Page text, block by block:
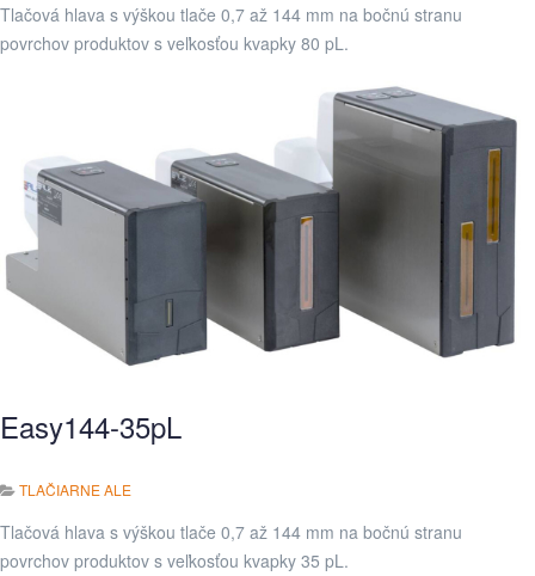
Tlačová hlava s výškou tlače 0,7 až 144 mm na bočnú stranu
povrchov produktov s veľkosťou kvapky 80 pL.
Easy144-35pL
TLAČIARNE ALE
Tlačová hlava s výškou tlače 0,7 až 144 mm na bočnú stranu
povrchov produktov s veľkosťou kvapky 35 pL.